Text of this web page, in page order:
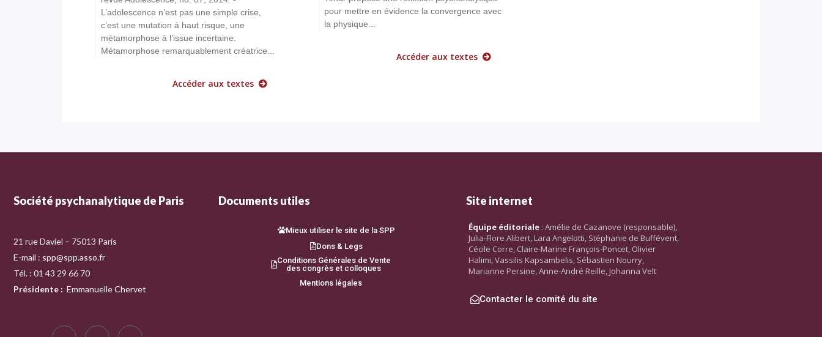
L’adolescence n’est pas une simple crise,
c’est une mutation à haut risque, une
métamorphose à l’issue incertaine.
Métamorphose remarquablement créatrice...
Accéder aux textes
pour mettre en évidence la convergence avec
la physique...
Accéder aux textes
Société psychanalytique de Paris
21 rue Daviel – 75013 Paris
E-mail : spp@spp.asso.fr
Tél. : 01 43 29 66 70
Présidente : Emmanuelle Chervet
Documents utiles
Mieux utiliser le site de la SPP
Dons & Legs
Conditions Générales de Vente
des congrès et colloques
Mentions légales
Site internet
Équipe éditoriale : Amélie de Cazanove (responsable),
Julia-Flore Alibert, Lara Angelotti, Stéphanie de Buffévent,
Cécile Corre, Claire-Marine François-Poncet, Olivier
Halimi, Vassilis Kapsambelis, Sébastien Nourry,
Marianne Persine, Anne-André Reille, Johanna Velt
Contacter le comité du site